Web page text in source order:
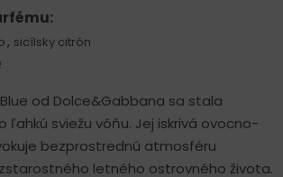
, sicílsky citrón
od Dolce&Gabbana sa stala
ľahkú sviežu vôňu. Jej iskrivá ovocno-
bezprostrednú atmosféru
letného ostrovného života.